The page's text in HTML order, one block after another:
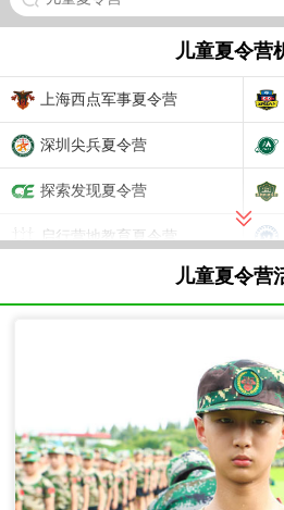
儿童夏令营
上海西点军事夏令营
深圳尖兵夏令营
探索发现夏令营
启行营地教育夏令营
美伴文化英式夏令营
淘熊猫夏令营
儿童夏令营